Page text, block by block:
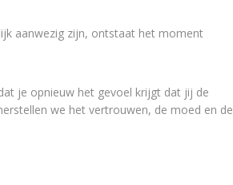
aanwezig zijn, ontstaat het moment
je opnieuw het gevoel krijgt dat jij de
we het vertrouwen, de moed en de